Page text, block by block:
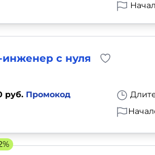
инженер с нуля
руб. Промокод